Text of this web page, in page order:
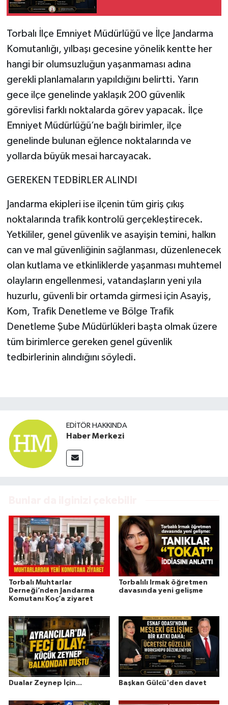
Torbalı İlçe Emniyet Müdürlüğü ve İlçe Jandarma
Komutanlığı, yılbaşı gecesine yönelik kentte her
hangi bir olumsuzluğun yaşanmaması adına
gerekli planlamaların yapıldığını belirtti. Yarın
gece ilçe genelinde yaklaşık 200 güvenlik
görevlisi farklı noktalarda görev yapacak. İlçe
Emniyet Müdürlüğü’ne bağlı birimler, ilçe
genelinde bulunan eğlence noktalarında ve
yollarda büyük mesai harcayacak.
GEREKEN TEDBİRLER ALINDI
Jandarma ekipleri ise ilçenin tüm giriş çıkış
noktalarında trafik kontrolü gerçekleştirecek.
Yetkililer, genel güvenlik ve asayişin temini, halkın
can ve mal güvenliğinin sağlanması, düzenlenecek
olan kutlama ve etkinliklerde yaşanması muhtemel
olayların engellenmesi, vatandaşların yeni yıla
huzurlu, güvenli bir ortamda girmesi için Asayiş,
Kom, Trafik Denetleme ve Bölge Trafik
Denetleme Şube Müdürlükleri başta olmak üzere
tüm birimlerce gereken genel güvenlik
tedbirlerinin alındığını söyledi.
EDITÖR HAKKINDA
Haber Merkezi
Torbalı Muhtarlar
Derneği’nden Jandarma
Komutanı Koç’a ziyaret
Torbalılı Irmak öğretmen
davasında yeni gelişme
Dualar Zeynep İçin... Başkan Gülcü'den davet